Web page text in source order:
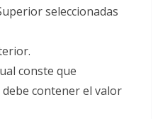
seleccionadas
conste que
contener el valor